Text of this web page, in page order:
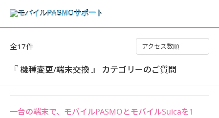
アクセス数順
『 機種変更/端末交換 』 カテゴリーのご質問
全17件
一台の端末で、モバイルPASMOとモバイルSuicaを1